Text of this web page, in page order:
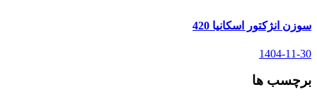
سوزن انژکتور اسکانیا 420
1404-11-30
برچسب ها